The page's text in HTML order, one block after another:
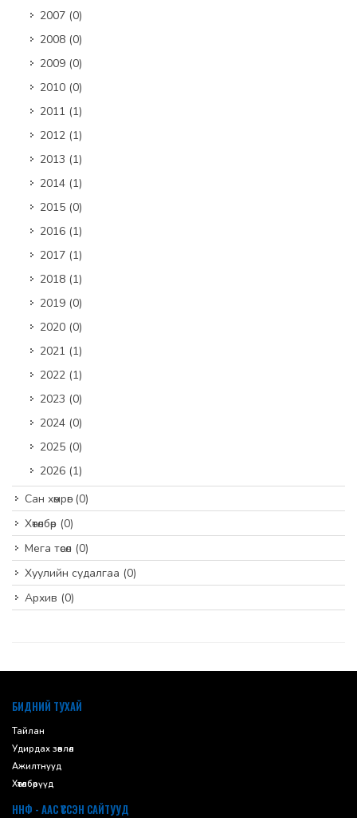
2007 (0)
2008 (0)
2009 (0)
2010 (0)
2011 (1)
2012 (1)
2013 (1)
2014 (1)
2015 (0)
2016 (1)
2017 (1)
2018 (1)
2019 (0)
2020 (0)
2021 (1)
2022 (1)
2023 (0)
2024 (0)
2025 (0)
2026 (1)
Сан хөмрөг(0)
Хөтөлбөр (0)
Мега төсөл (0)
Хуулийн судалгаа (0)
Архив (0)
БИДНИЙ ТУХАЙ
Тайлан
Удирдах зөвлөл
Ажилтнууд
Хөтөлбөрүүд
ННФ - ААС ҮҮССЭН САЙТУУД